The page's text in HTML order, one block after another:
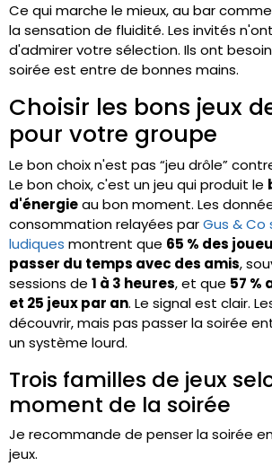
Ce qui marche le mieux, au bar
la sensation de fluidité. Les invités
d'admirer votre sélection. Ils ont
soirée est entre de bonnes mains.
Choisir les bons jeux
pour votre groupe
Le bon choix n'est pas “jeu drôle”
Le bon choix, c'est un jeu qui produit le
d'énergieau bon moment. Les
consommation relayées parGus & Co
ludiques montrent que 65 % des
passer du temps avec des amis,
sessions de 1 à 3 heures, et que 57 %
et 25 jeux par an. Le signal est clair.
découvrir, mais pas passer la soirée
un système lourd.
Trois familles de jeux
moment de la soirée
Je recommande de penser la soirée
jeux.